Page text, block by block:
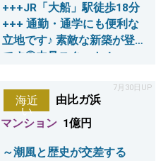
+++JR「大船」駅徒歩18分
+++ 通勤・通学にも便利な
立地です♪ 素敵な新築が登場
です◎内見スタート！
7月30日UP
海近
い
由比ガ浜
マンション 1億円
～潮風と歴史が交差する